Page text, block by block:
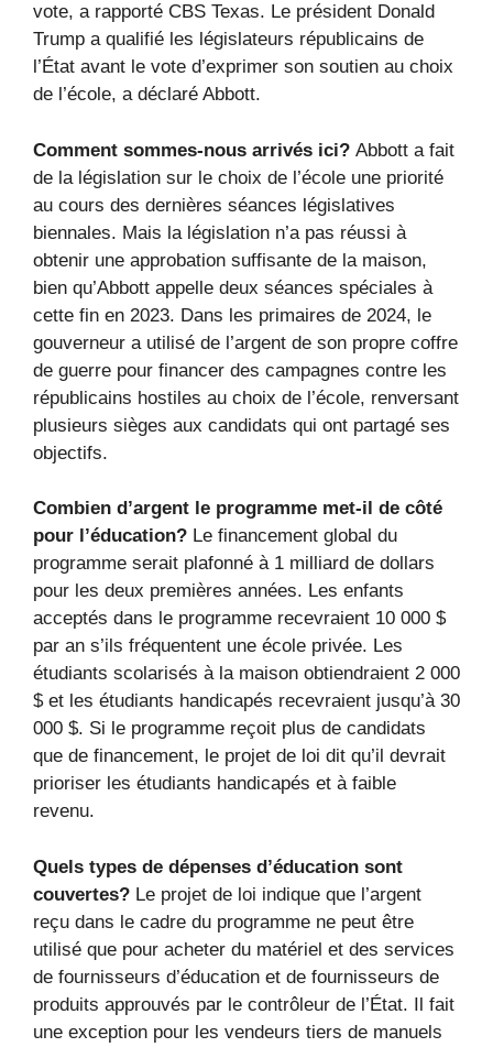
vote, a rapporté CBS Texas. Le président Donald
Trump a qualifié les législateurs républicains de
l’État avant le vote d’exprimer son soutien au choix
de l’école, a déclaré Abbott.
Comment sommes-nous arrivés ici? Abbott a fait
de la législation sur le choix de l’école une priorité
au cours des dernières séances législatives
biennales. Mais la législation n’a pas réussi à
obtenir une approbation suffisante de la maison,
bien qu’Abbott appelle deux séances spéciales à
cette fin en 2023. Dans les primaires de 2024, le
gouverneur a utilisé de l’argent de son propre coffre
de guerre pour financer des campagnes contre les
républicains hostiles au choix de l’école, renversant
plusieurs sièges aux candidats qui ont partagé ses
objectifs.
Combien d’argent le programme met-il de côté
pour l’éducation? Le financement global du
programme serait plafonné à 1 milliard de dollars
pour les deux premières années. Les enfants
acceptés dans le programme recevraient 10 000 $
par an s’ils fréquentent une école privée. Les
étudiants scolarisés à la maison obtiendraient 2 000
$ et les étudiants handicapés recevraient jusqu’à 30
000 $. Si le programme reçoit plus de candidats
que de financement, le projet de loi dit qu’il devrait
prioriser les étudiants handicapés et à faible
revenu.
Quels types de dépenses d’éducation sont
couvertes? Le projet de loi indique que l’argent
reçu dans le cadre du programme ne peut être
utilisé que pour acheter du matériel et des services
de fournisseurs d’éducation et de fournisseurs de
produits approuvés par le contrôleur de l’État. Il fait
une exception pour les vendeurs tiers de manuels